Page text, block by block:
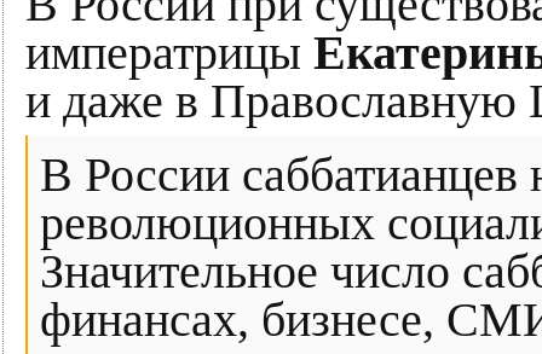
императрицы
и даже в Православную
В России саббатианцев
революционных
Значительное число
финансах, бизнесе,